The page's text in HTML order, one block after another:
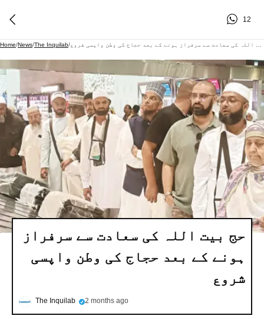
12
Home/News/The Inquilab/
حج بیت اللہ کی سعادت سے سرفراز
ہونے کے بعد حجاج کی وطن واپسی
شروع
The Inquilab 2 months ago